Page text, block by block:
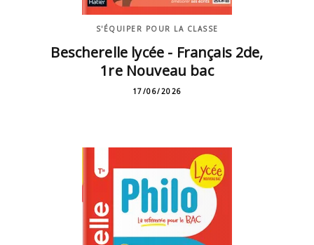
S'ÉQUIPER POUR LA CLASSE
Bescherelle lycée - Français 2de,
1re Nouveau bac
17/06/2026